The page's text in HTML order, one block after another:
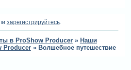
зарегистрируйтесь.
в ProShow Producer » Наши
Producer » Волшебное путешествие